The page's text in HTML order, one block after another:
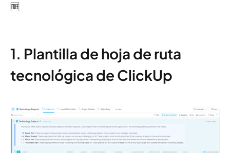
🆓
1. Plantilla de hoja de ruta
tecnológica de ClickUp